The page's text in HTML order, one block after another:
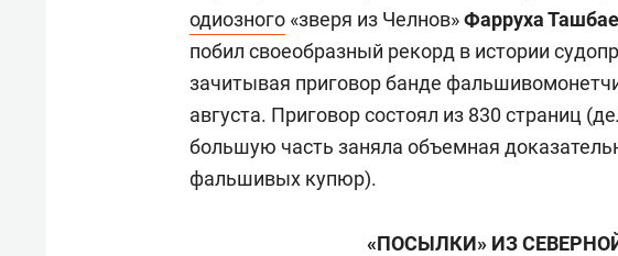
одиозного «зверя из Челнов»Фарруха
побил своеобразный рекорд в истории
зачитывая приговор банде
августа. Приговор состоял из 830 страниц
большую часть заняла объемная
фальшивых купюр).
«ПОСЫЛКИ» ИЗ